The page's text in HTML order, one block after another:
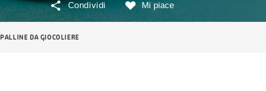
PALLINE DA GIOCOLIERE
Mi piace
Condividi